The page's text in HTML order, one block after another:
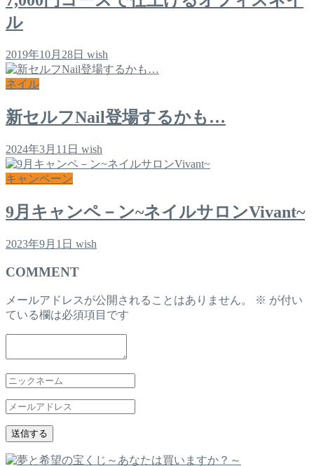
ル
2019年10月28日 wish
ネイル
新セルフNail登場するかも…
2024年3月11日 wish
キャンペーン
9月キャンペ－ン~ネイルサロンVivant~
2023年9月1日 wish
COMMENT
メールアドレスが公開されることはありません。 ※ が付い
ている欄は必須項目です